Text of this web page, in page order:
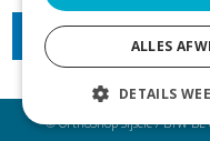
© OrthoShop Sijsele / BTW
ALLES
DETAILS